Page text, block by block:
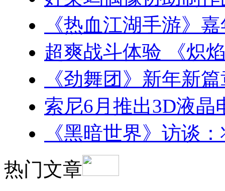
《热血江湖手游》
超爽战斗体验 《炽
《劲舞团》新年新
索尼6月推出3D液晶
《黑暗世界》访谈
热门文章